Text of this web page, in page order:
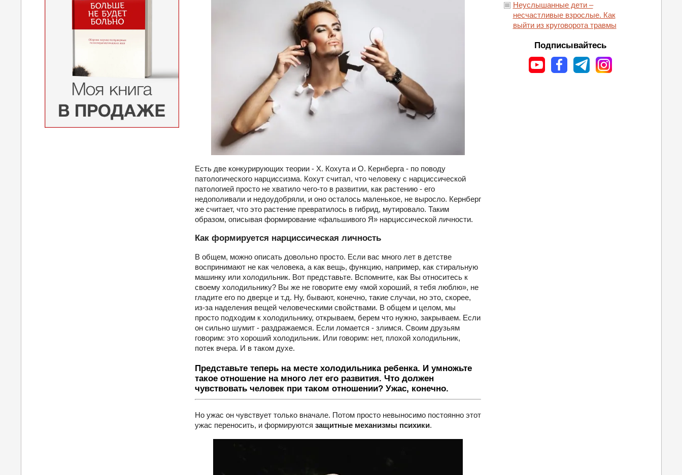
Есть две конкурирующих теории - Х. Кохута и О. Кернберга - по поводу
патологического нарциссизма. Кохут считал, что человеку с нарциссической
патологией просто не хватило чего-то в развитии, как растению - его
недополивали и недоудобряли, и оно осталось маленькое, не выросло. Кернберг
же считает, что это растение превратилось в гибрид, мутировало. Таким
образом, описывая формирование «фальшивого Я» нарциссической личности.
Как формируется нарциссическая личность
В общем, можно описать довольно просто. Если вас много лет в детстве
воспринимают не как человека, а как вещь, функцию, например, как стиральную
машинку или холодильник. Вот представьте. Вспомните, как Вы относитесь к
своему холодильнику? Вы же не говорите ему «мой хороший, я тебя люблю», не
гладите его по дверце и т.д. Ну, бывают, конечно, такие случаи, но это, скорее,
из-за наделения вещей человеческими свойствами. В общем и целом, мы
просто подходим к холодильнику, открываем, берем что нужно, закрываем. Если
он сильно шумит - раздражаемся. Если ломается - злимся. Своим друзьям
говорим: это хороший холодильник. Или говорим: нет, плохой холодильник,
потек вчера. И в таком духе.
Представьте теперь на месте холодильника ребенка. И умножьте
такое отношение на много лет его развития. Что должен
чувствовать человек при таком отношении? Ужас, конечно.
Но ужас он чувствует только вначале. Потом просто невыносимо постоянно этот
ужас переносить, и формируются защитные механизмы психики.
Неуслышанные дети –
несчастливые взрослые. Как
выйти из круговорота травмы
Подписывайтесь